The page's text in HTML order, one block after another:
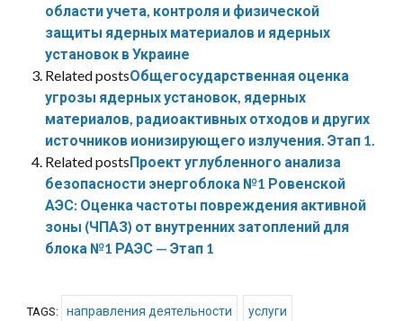
области учета, контроля и физической
защиты ядерных материалов и ядерных
установок в Украине
Related postsОбщегосударственная оценка
угрозы ядерных установок, ядерных
материалов, радиоактивных отходов и других
источников ионизирующего излучения. Этап 1.
Related postsПроект углубленного анализа
безопасности энергоблока №1 Ровенской
АЭС: Оценка частоты повреждения активной
зоны (ЧПАЗ) от внутренних затоплений для
блока №1 РАЭС — Этап 1
TAGS: направления деятельности услуги